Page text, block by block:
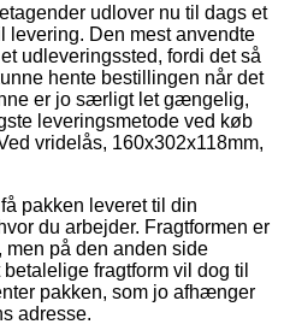
udlover nu til dags et
levering. Den mest anvendte
udleveringssted, fordi det så
hente bestillingen når det
er jo særligt let gængelig,
leveringsmetode ved køb
vridelås, 160x302x118mm,
pakken leveret til din
du arbejder. Fragtformen er
på den anden side
fragtform vil dog til
pakken, som jo afhænger
adresse.